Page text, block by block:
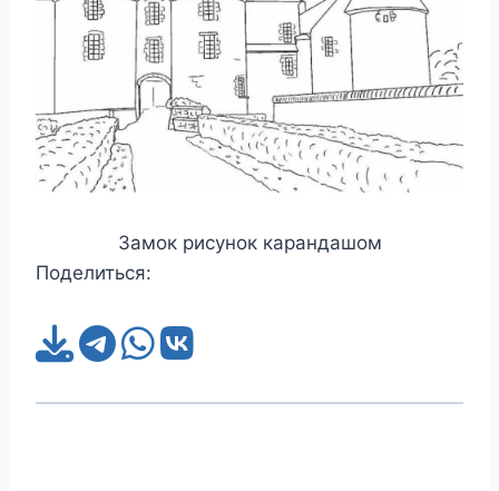
Замок рисунок карандашом
Поделиться: